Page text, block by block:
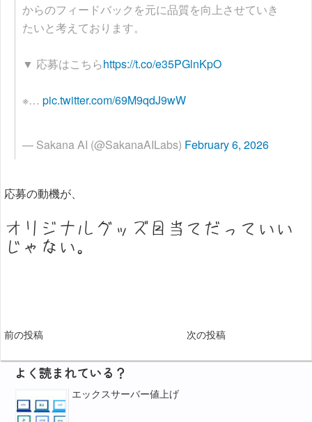
からのフィードバックを元に品質を向上させていき
たいと考えております。
▼ 応募はこちらhttps://t.co/e35PGlnKpO
※… pic.twitter.com/69M9qdJ9wW
— Sakana AI (@SakanaAILabs) February 6, 2026
応募の動機が、
オリジナルグッズ目当てだっていい
じゃない。
前の投稿 次の投稿
よく読まれている？
エックスサーバー値上げ